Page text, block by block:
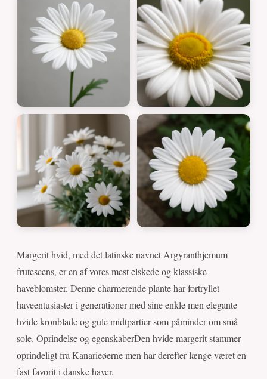
Margerit hvid, med det latinske navnet Argyranthjemum
frutescens, er en af vores mest elskede og klassiske
haveblomster. Denne charmerende plante har fortryllet
haveentusiaster i generationer med sine enkle men elegante
hvide kronblade og gule midtpartier som påminder om små
sole. Oprindelse og egenskaberDen hvide margerit stammer
oprindeligt fra Kanarieøerne men har derefter længe været en
fast favorit i danske haver.